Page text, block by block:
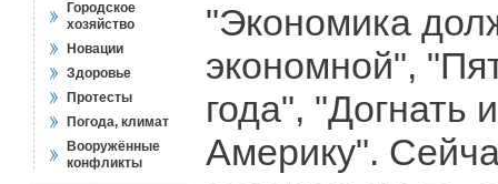
Городское
хозяйство
Новации
Здоровье
Протесты
Погода, климат
Вооружённые
конфликты
"Экономика
экономной",
года", "Догнать
Америку".